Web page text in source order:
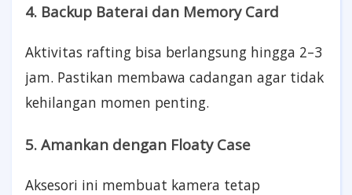
4. Backup Baterai dan Memory Card
Aktivitas rafting bisa berlangsung hingga 2–3
jam. Pastikan membawa cadangan agar tidak
kehilangan momen penting.
5. Amankan dengan Floaty Case
Aksesori ini membuat kamera tetap